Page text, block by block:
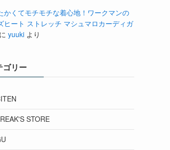
かくてモチモチな着心地！ワークマンの
ヒート ストレッチ マシュマロカーディガ
に yuuki より
ゴリー
STORE